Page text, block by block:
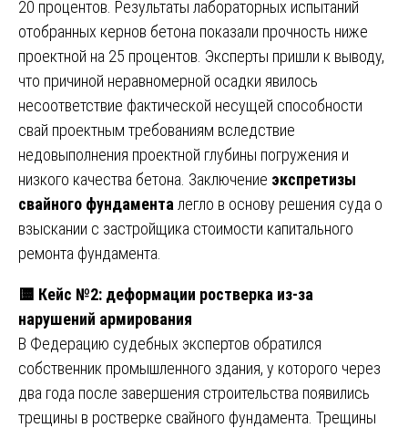
20 процентов. Результаты лабораторных испытаний
отобранных кернов бетона показали прочность ниже
проектной на 25 процентов. Эксперты пришли к выводу,
что причиной неравномерной осадки явилось
несоответствие фактической несущей способности
свай проектным требованиям вследствие
недовыполнения проектной глубины погружения и
низкого качества бетона. Заключение экспретизы
свайного фундамента легло в основу решения суда о
взыскании с застройщика стоимости капитального
ремонта фундамента.
🟨 Кейс №2: деформации ростверка из-за
нарушений армирования
В Федерацию судебных экспертов обратился
собственник промышленного здания, у которого через
два года после завершения строительства появились
трещины в ростверке свайного фундамента. Трещины